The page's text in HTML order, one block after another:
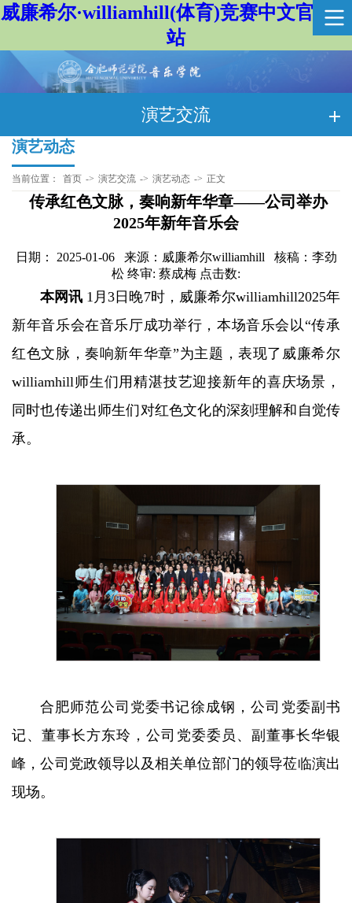
威廉希尔·williamhill(体育)竞赛中文官方网
站
演艺交流
演艺动态
当前位置： 首页 -> 演艺交流 -> 演艺动态 -> 正文
传承红色文脉，奏响新年华章——公司举办
2025年新年音乐会
日期： 2025-01-06 来源：威廉希尔williamhill 核稿：李劲
松 终审: 蔡成梅 点击数:
本网讯 1月3日晚7时，威廉希尔williamhill2025年
新年音乐会在音乐厅成功举行，本场音乐会以“传承
红色文脉，奏响新年华章”为主题，表现了威廉希尔
williamhill师生们用精湛技艺迎接新年的喜庆场景，
同时也传递出师生们对红色文化的深刻理解和自觉传
承。
合肥师范公司党委书记徐成钢，公司党委副书
记、董事长方东玲，公司党委委员、副董事长华银
峰，公司党政领导以及相关单位部门的领导莅临演出
现场。